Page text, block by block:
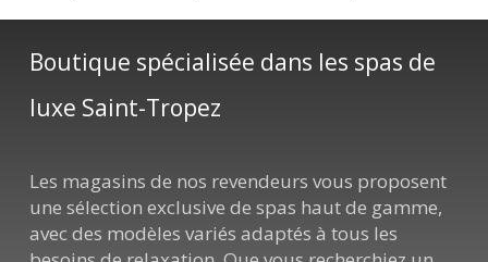
Boutique spécialisée dans les spas de
luxe Saint-Tropez
Les magasins de nos revendeurs vous proposent
une sélection exclusive de spas haut de gamme,
avec des modèles variés adaptés à tous les